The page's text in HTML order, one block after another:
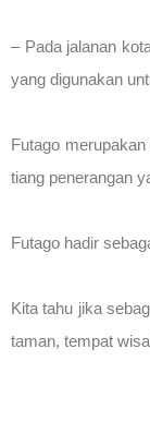
– Pada jalanan
yang digunakan
Futago
tiang penerangan
Futago hadir
Kita tahu jika
taman, tempat